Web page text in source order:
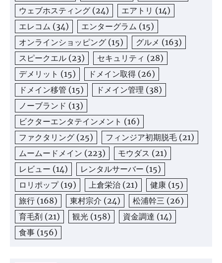
ウェブホスティング (24) エアトリ (14)
エレコム (34) エンターグラム (15)
オンラインショッピング (15) グルメ (163)
スピークエル (23) セキュリティ (28)
デメリット (15) ドメイン取得 (26)
ドメイン移管 (15) ドメイン管理 (38)
ノーブランド (13)
ビクターエンタテインメント (16)
ファクタリング (25) フィンジア初期脱毛 (21)
ムームードメイン (223) モウダス (21)
レビュー (14) レンタルサーバー (15)
ロリポップ(19) 上倉栄治 (21) 健康 (15)
旅行 (168) 東村宗介 (24) 松浦幹三 (26)
育毛剤 (21) 観光 (158) 資金調達 (14)
食事 (156)